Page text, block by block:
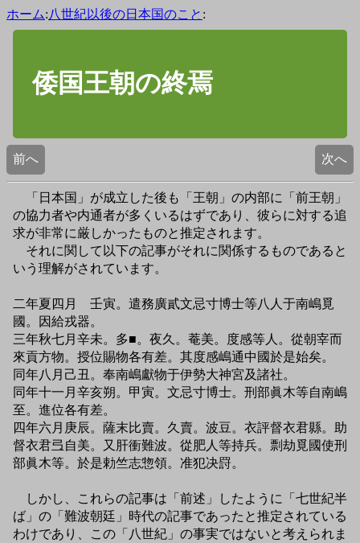
ホーム:八世紀以後の日本国のこと :
倭国王朝の終焉
前へ 次へ
「日本国」が成立した後も「王朝」の内部に「前王朝」
の協力者や内通者が多くいるはずであり、彼らに対する追
求が非常に厳しかったものと推定されます。
それに関して以下の記事がそれに関係するものであると
いう理解がされています。
二年夏四月 壬寅。遣務廣貳文忌寸博士等八人于南嶋覓
國。因給戎器。
三年秋七月辛未。多■。夜久。菴美。度感等人。從朝宰而
來貢方物。授位賜物各有差。其度感嶋通中國於是始矣。
同年八月己丑。奉南嶋獻物于伊勢大神宮及諸社。
同年十一月辛亥朔。甲寅。文忌寸博士。刑部眞木等自南嶋
至。進位各有差。
四年六月庚辰。薩末比賣。久賣。波豆。衣評督衣君縣。助
督衣君弖自美。又肝衝難波。從肥人等持兵。剽劫覓國使刑
部眞木等。於是勅竺志惣領。准犯决罸。
しかし、これらの記事は「前述」したように「七世紀半
ば」の「難波朝廷」時代の記事であったと推定されている
わけであり、この「八世紀」の事実ではないと考えられま